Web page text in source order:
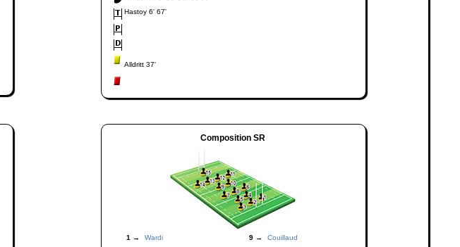
Hastoy 6' 67'
Alldritt 37'
Composition SR
1 → Wardi 9 →
Couillaud